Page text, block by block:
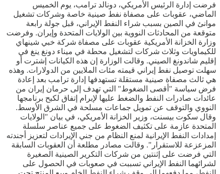
فرضت إدارة الرئيس الأمريكي، دونالد ترامب، يوم الخميس
الماضي، عقوبات على مصفاة نفط صينية خاصة وشركات تشغيل
موانئ في الصين بسبب شراء النفط الإيراني، قبل جولة رابعة
متوقعة من المحادثات النووية بين الولايات المتحدة وإيران. وفرضت
وزارة الخزانة الأمريكية عقوبات على مصفاة شركة خبي شينهاي
للكيماويات وثلاث شركات لتشغيل محطة في ميناء دونغ ينغ في
إقليم شاندونغ الصيني. وقالت الوزارة إن هذه الكيانات إشترت أو
سهلت توصيل نفط إيراني قيمته مئات الملايين من الدولارات. وهذه
هي ثالث مصفاة صينية مستقلة تستهدفها إدارة ترامب بعد إعادة
فرض سياسة "أقصى الضغوط" التي تهدف إلى حرمان إيران من
عائدات صادرات النفط والضغط عليها لإبرام إتفاق لكبح برنامجها
النووي والتوقف عن تمويل جماعات مسلحة في الشرق الأوسط.
وقال سكوت بيسنت، وزير الخزانة الأمريكي، في بيان "الولايات
المتحدة عازمة على تكثيف الضغوط على جميع عناصر سلسلة
إمدادات النفط الإيرانية لمنع النظام من جني الإيرادات لتعزيز أجندته
المزعزعة للاستقرار". وقالت مصادر مطلعة أن العقوبات السابقة
التي فرضت على إثنتين من شركات التكرير الصينية الصغيرة
لشرائهما النفط الإيراني تسببت في صعوبات في الحصول على